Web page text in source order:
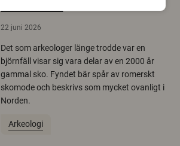
22 juni 2026
Det som arkeologer länge trodde var en
björnfäll visar sig vara delar av en 2000 år
gammal sko. Fyndet bär spår av romerskt
skomode och beskrivs som mycket ovanligt i
Norden.
Arkeologi